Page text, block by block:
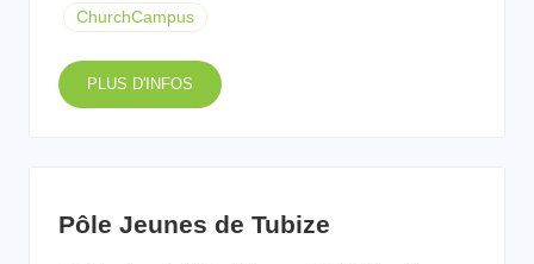
ChurchCampus
PLUS D'INFOS
Pôle Jeunes de Tubize